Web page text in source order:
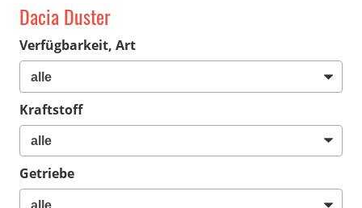
Dacia Duster
Verfügbarkeit, Art
Kraftstoff
Getriebe